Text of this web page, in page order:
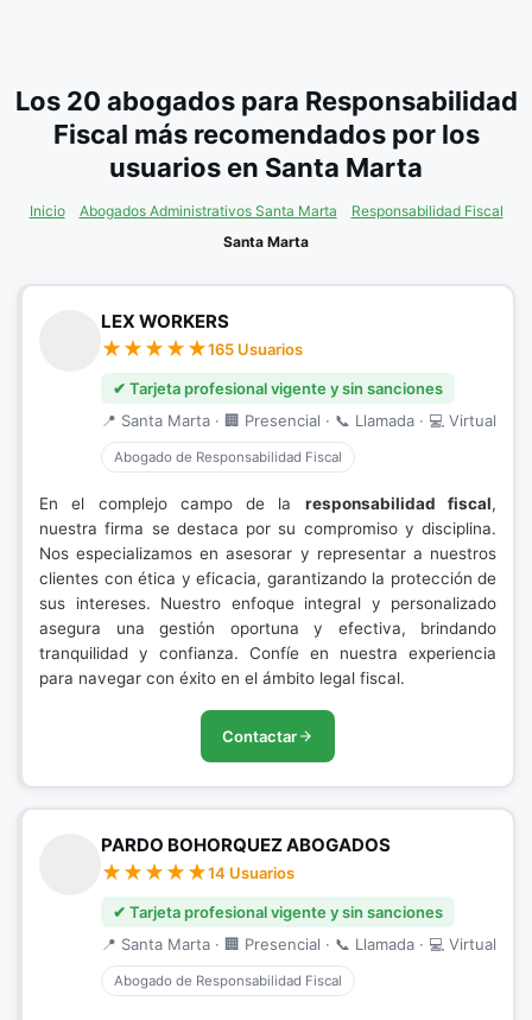
Los 20 abogados para Responsabilidad
Fiscal más recomendados por los
usuarios en Santa Marta
Inicio Abogados Administrativos Santa Marta
Responsabilidad Fiscal
Santa Marta
LEX WORKERS
165 Usuarios
✔ Tarjeta profesional vigente y sin sanciones
📍 Santa Marta · 🏢 Presencial · 📞 Llamada · 💻 Virtual
Abogado de Responsabilidad Fiscal
En el complejo campo de la responsabilidad fiscal,
nuestra firma se destaca por su compromiso y disciplina.
Nos especializamos en asesorar y representar a nuestros
clientes con ética y eficacia, garantizando la protección de
sus intereses. Nuestro enfoque integral y personalizado
asegura una gestión oportuna y efectiva, brindando
tranquilidad y confianza. Confíe en nuestra experiencia
para navegar con éxito en el ámbito legal fiscal.
Contactar
PARDO BOHORQUEZ ABOGADOS
14 Usuarios
✔ Tarjeta profesional vigente y sin sanciones
📍 Santa Marta · 🏢 Presencial · 📞 Llamada · 💻 Virtual
Abogado de Responsabilidad Fiscal